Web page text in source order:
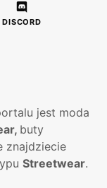
DISCORD
jest moda
buty
znajdziecie
Streetwear.